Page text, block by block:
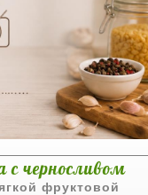
черносливом
фруктовой